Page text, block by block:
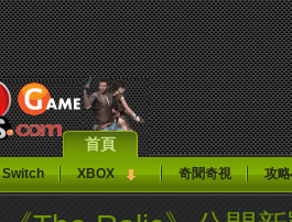
首頁
Switch XBOX 奇聞奇視 攻